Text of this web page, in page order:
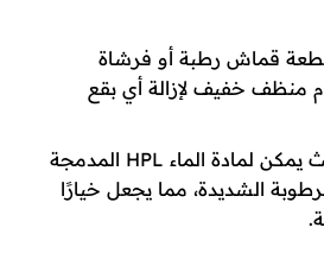
قماش رطبة أو فرشاة
منظف خفيف لإزالة أي بقع
كما يعد مقاومًا للماء حيث يمكن لمادة الماء HPL المدمجة
الشديدة، مما يجعل خيارًا